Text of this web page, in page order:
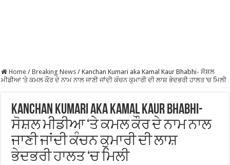
Home / Breaking News / Kanchan Kumari aka Kamal Kaur Bhabhi- ਸੋਸ਼ਲ
ਮੀਡੀਆ ‘ਤੇ ਕਮਲ ਕੌਰ ਦੇ ਨਾਮ ਨਾਲ ਜਾਣੀ ਜਾਂਦੀ ਕੰਚਨ ਕੁਮਾਰੀ ਦੀ ਲਾਸ਼ ਭੇਦਭਰੀ ਹਾਲਤ ‘ਚ ਮਿਲੀ
Kanchan Kumari aka Kamal Kaur Bhabhi-
ਸੋਸ਼ਲ ਮੀਡੀਆ ‘ਤੇ ਕਮਲ ਕੌਰ ਦੇ ਨਾਮ ਨਾਲ
ਜਾਣੀ ਜਾਂਦੀ ਕੰਚਨ ਕੁਮਾਰੀ ਦੀ ਲਾਸ਼
ਭੇਦਭਰੀ ਹਾਲਤ ‘ਚ ਮਿਲੀ